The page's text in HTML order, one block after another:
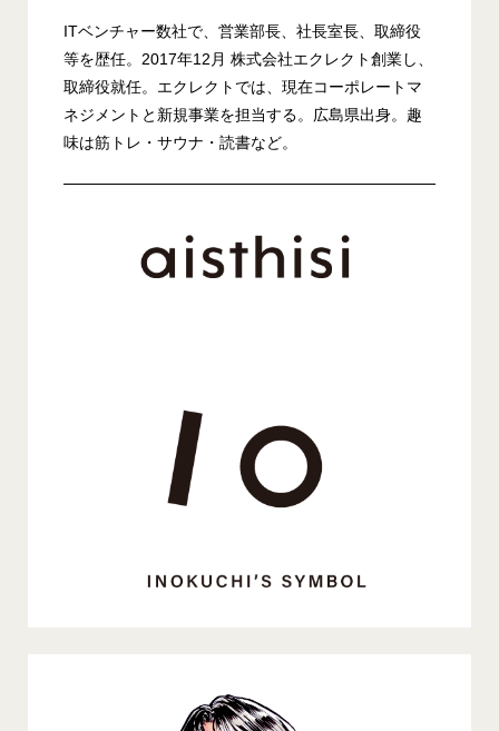
ITベンチャー数社で、営業部長、社長室長、取締役
等を歴任。2017年12月 株式会社エクレクト創業し、
取締役就任。エクレクトでは、現在コーポレートマ
ネジメントと新規事業を担当する。広島県出身。趣
味は筋トレ・サウナ・読書など。